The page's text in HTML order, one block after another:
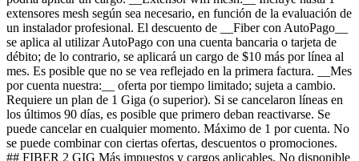
extensores mesh según sea necesario, en función de la evaluación de
un instalador profesional. El descuento de __Fiber con AutoPago__
se aplica al utilizar AutoPago con una cuenta bancaria o tarjeta de
débito; de lo contrario, se aplicará un cargo de $10 más por línea al
mes. Es posible que no se vea reflejado en la primera factura. __Mes
por cuenta nuestra:__ oferta por tiempo limitado; sujeta a cambio.
Requiere un plan de 1 Giga (o superior). Si se cancelaron líneas en
los últimos 90 días, es posible que primero deban reactivarse. Se
puede cancelar en cualquier momento. Máximo de 1 por cuenta. No
se puede combinar con ciertas ofertas, descuentos o promociones.
## FIBER 2 GIG Más impuestos y cargos aplicables. No disponible